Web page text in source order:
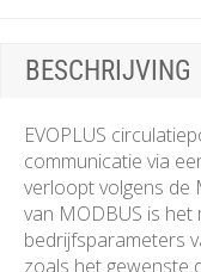
BESCHRIJVING
EVOPLUS
communicatie via
verloopt volgens de
van MODBUS is
bedrijfsparameters
zoals het gewenste